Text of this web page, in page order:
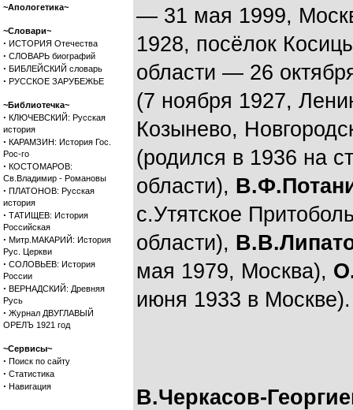
~Апологетика~
~Словари~
· ИСТОРИЯ Отечества
· СЛОВАРЬ биографий
· БИБЛЕЙСКИЙ словарь
· РУССКОЕ ЗАРУБЕЖЬЕ
~Библиотечка~
· КЛЮЧЕВСКИЙ: Русская
история
· КАРАМЗИН: История Гос.
Рос-го
· КОСТОМАРОВ:
Св.Владимир - Романовы
· ПЛАТОНОВ: Русская
история
· ТАТИЩЕВ: История
Российская
· Митр.МАКАРИЙ: История
Рус. Церкви
· СОЛОВЬЕВ: История
России
· ВЕРНАДСКИЙ: Древняя
Русь
· Журнал ДВУГЛАВЫЙ
ОРЕЛЪ 1921 год
~Сервисы~
· Поиск по сайту
· Статистика
· Навигация
— 31 мая 1999,
1928, посёлок
области — 26
(7 ноября 1927,
Козынево,
(родился в 1936 на
области),
с.Утятское
области),
мая 1979, Москва),
июня 1933 в Москве).
В.Черкасов-